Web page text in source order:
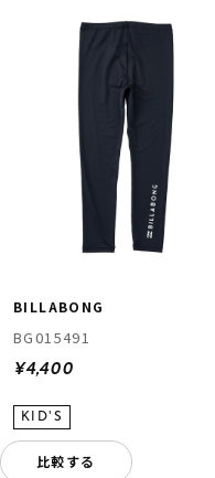
BILLABONG
BG015491
¥4,400
比較する